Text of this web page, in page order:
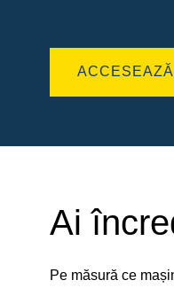
Ai
Pe măsură ce